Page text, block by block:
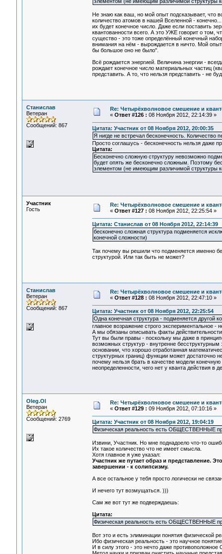
Не знаю как ваш, но мой опыт подсказывает, что
количество атомов в нашей Вселенной -
их будет конечное число. Даже если поставить
квантованности всего. А это УЖЕ говорит о том,
существо - это тоже определённый конечный
внимания на нём - вырождается в ничто. Мой опыт
бы большое оно не было".
Всё рождается энергией. Величина энергии -
рождает конечное число материальных частиц
представить. А то, что нельзя представить - не
Станислав
Ветеран
Сообщений: 867
Re: Четырёхволновое смешение и
« Ответ #126 : 08 Ноября 2012, 22:14:39 »
Цитата: Участник от 08 Ноября 2012, 20:00:35
Я нигде не встречал бесконечность. Количество
Просто соглашусь - бесконечность нельзя даже
Цитата:
Бесконечно сложную структуру невозможно
будет опять же бесконечно сложным. Поэтому
элементом (не имеющим различимой структуры
Участник
Гость
Re: Четырёхволновое смешение и
« Ответ #127 : 08 Ноября 2012, 22:25:54 »
Цитата: Станислав от 08 Ноября 2012, 22:14:39
бесконечно сложная структура подменяется
конечной сложности)
Так почему вы решили что подменяется именно
структурой. Или так быть не может?
Станислав
Ветеран
Сообщений: 867
Re: Четырёхволновое смешение и
« Ответ #128 : 08 Ноября 2012, 22:47:10 »
Цитата: Участник от 08 Ноября 2012, 22:25:54
Одна конечная структура - подменяется другой
главное возражение строго экспериментальное -
А мы обязаны описывать факты
Тут вы были правы - поскольку мы даже в
возможных структур - внутренне
основании, что хорошо отработанная
структурных границ) функции может достаточно
почему нельзя брать в качестве модели
неопределенности, чего нет у кванта действия в
Oleg.Ol
Ветеран
Сообщений: 2769
Re: Четырёхволновое смешение и
« Ответ #129 : 09 Ноября 2012, 07:10:16 »
Цитата: Участник от 08 Ноября 2012, 19:04:19
Физическая реальность есть ОБЩЕСТВЕННЫЕ
Извини, Участник. Но мне поднадоело что-то
Их такое количество что не имеет смысла.
Хотя главное я уже указал:
Участник же путает образ и представление.
завершении - к солипсизму.
А все остальное у тебя просто логически не
И нечего тут возмущаться. )))
Сам же вот тут же подверждаешь:
Цитата:
Физическая реальность есть ОБЩЕСТВЕННЫЕ
Вот это и есть элиминации понятия физической
Ибо физическая реальность - это научное
И в силу этого - это нечто даже